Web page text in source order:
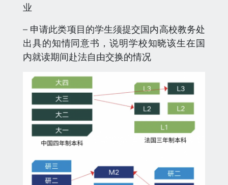
业
– 申请此类项目的学生须提交国内高校教务处
出具的知情同意书，说明学校知晓该生在国
内就读期间赴法自由交换的情况